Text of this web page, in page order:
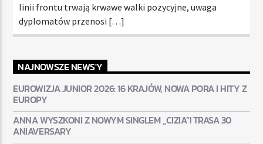
linii frontu trwają krwawe walki pozycyjne, uwaga
dyplomatów przenosi […]
NAJNOWSZE NEWS'Y
EUROWIZJA JUNIOR 2026: 16 KRAJÓW, NOWA PORA I HITY Z
EUROPY
ANNA WYSZKONI Z NOWYM SINGLEM „CIZIA”! TRASA 30
ANIAVERSARY